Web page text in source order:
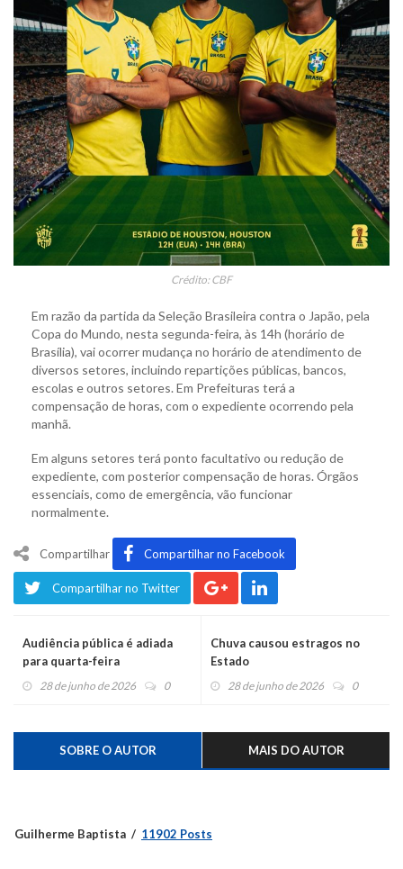
Crédito: CBF
Em razão da partida da Seleção Brasileira contra o Japão, pela
Copa do Mundo, nesta segunda-feira, às 14h (horário de
Brasília), vai ocorrer mudança no horário de atendimento de
diversos setores, incluindo repartições públicas, bancos,
escolas e outros setores. Em Prefeituras terá a
compensação de horas, com o expediente ocorrendo pela
manhã.
Em alguns setores terá ponto facultativo ou redução de
expediente, com posterior compensação de horas. Órgãos
essenciais, como de emergência, vão funcionar
normalmente.
Compartilhar Compartilhar no Facebook
Compartilhar no Twitter
Audiência pública é adiada
para quarta-feira
28 de junho de 2026 0
Chuva causou estragos no
Estado
28 de junho de 2026 0
SOBRE O AUTOR MAIS DO AUTOR
Guilherme Baptista 11902 Posts